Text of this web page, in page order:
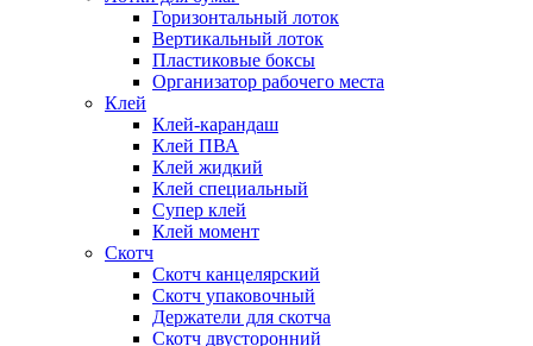
Горизонтальный лоток
Вертикальный лоток
Пластиковые боксы
Организатор рабочего места
Клей
Клей-карандаш
Клей ПВА
Клей жидкий
Клей специальный
Супер клей
Клей момент
Скотч
Скотч канцелярский
Скотч упаковочный
Держатели для скотча
Скотч двусторонний